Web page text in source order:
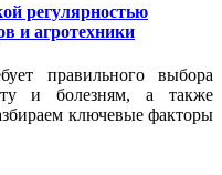
регулярностью
и агротехники
правильного выбора
и болезням, а также
ключевые факторы